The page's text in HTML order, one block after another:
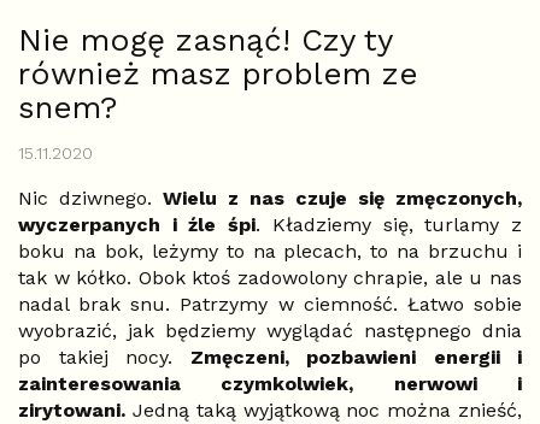
Nie mogę zasnąć! Czy ty
również masz problem ze
snem?
15.11.2020
Nic dziwnego. Wielu z nas czuje się zmęczonych,
wyczerpanych i źle śpi. Kładziemy się, turlamy z
boku na bok, leżymy to na plecach, to na brzuchu i
tak w kółko. Obok ktoś zadowolony chrapie, ale u nas
nadal brak snu. Patrzymy w ciemność. Łatwo sobie
wyobrazić, jak będziemy wyglądać następnego dnia
po takiej nocy. Zmęczeni, pozbawieni energii i
zainteresowania czymkolwiek, nerwowi i
zirytowani. Jedną taką wyjątkową noc można znieść,